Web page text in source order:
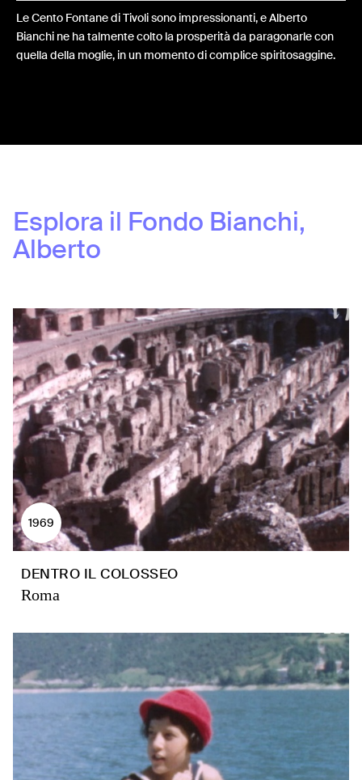
Le Cento Fontane di Tivoli sono impressionanti, e Alberto
Bianchi ne ha talmente colto la prosperità da paragonarle con
quella della moglie, in un momento di complice spiritosaggine.
Esplora il Fondo Bianchi,
Alberto
1969
DENTRO IL COLOSSEO
Roma